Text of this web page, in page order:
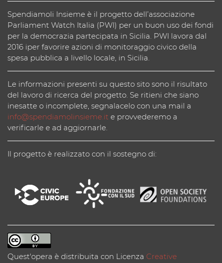
Spendiamoli Insieme è il progetto dell’associazione
Parliament Watch Italia (PWI) per un buon uso dei fondi
per la democrazia partecipata in Sicilia. PWI lavora dal
2016 iper favorire azioni di monitoraggio civico della
spesa pubblica a livello locale, in Sicilia.
Le informazioni presenti su questo sito sono il risultato
del lavoro di ricerca del progetto. Se ritieni che siano
inesatte o incomplete, segnalacelo con una mail a
info@spendiamolinsieme.it e provvederemo a
verificarle e ad aggiornarle.
Il progetto è realizzato con il sostegno di:
Quest'opera è distribuita con Licenza Creative